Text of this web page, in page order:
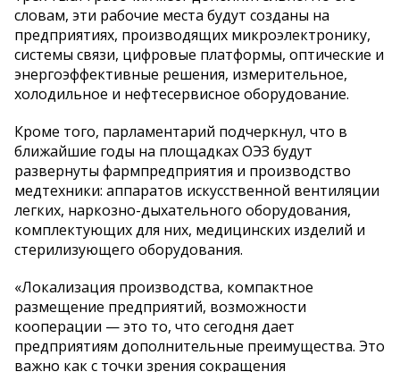
словам, эти рабочие места будут созданы на
предприятиях, производящих микроэлектронику,
системы связи, цифровые платформы, оптические и
энергоэффективные решения, измерительное,
холодильное и нефтесервисное оборудование.
Кроме того, парламентарий подчеркнул, что в
ближайшие годы на площадках ОЭЗ будут
развернуты фармпредприятия и производство
медтехники: аппаратов искусственной вентиляции
легких, наркозно-дыхательного оборудования,
комплектующих для них, медицинских изделий и
стерилизующего оборудования.
«Локализация производства, компактное
размещение предприятий, возможности
кооперации — это то, что сегодня дает
предприятиям дополнительные преимущества. Это
важно как с точки зрения сокращения